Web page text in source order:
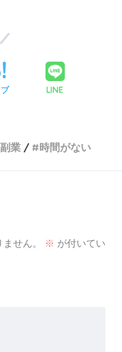
LINE
副業 時間がない
せん。 ※ が付いてい